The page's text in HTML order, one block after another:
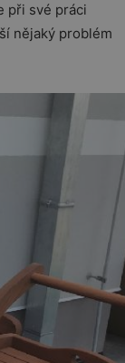
při své práci
nějaký problém